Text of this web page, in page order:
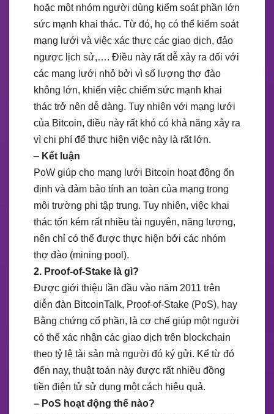
hoặc một nhóm người dùng kiểm soát phần lớn
sức mạnh khai thác. Từ đó, họ có thể kiểm soát
mạng lưới và việc xác thực các giao dịch, đảo
ngược lịch sử,…. Điều này rất dễ xảy ra đối với
các mạng lưới nhỏ bởi vì số lượng thợ đào
không lớn, khiến việc chiếm sức mạnh khai
thác trở nên dễ dàng. Tuy nhiên với mạng lưới
của Bitcoin, điều này rất khó có khả năng xảy ra
vì chi phí để thực hiện việc này là rất lớn.
– Kết luận
PoW giúp cho mạng lưới Bitcoin hoạt động ổn
định và đảm bảo tính an toàn của mạng trong
môi trường phi tập trung. Tuy nhiên, việc khai
thác tốn kém rất nhiều tài nguyên, năng lượng,
nên chỉ có thể được thực hiện bởi các nhóm
thợ đào (mining pool).
2. Proof-of-Stake là gì?
Được giới thiệu lần đầu vào năm 2011 trên
diễn đàn BitcoinTalk, Proof-of-Stake (PoS), hay
Bằng chứng cổ phần, là cơ chế giúp một người
có thể xác nhận các giao dịch trên blockchain
theo tỷ lệ tài sản mà người đó ký gửi. Kể từ đó
đến nay, thuật toán này được rất nhiều đồng
tiền điện tử sử dụng một cách hiệu quả.
– PoS hoạt động thế nào?